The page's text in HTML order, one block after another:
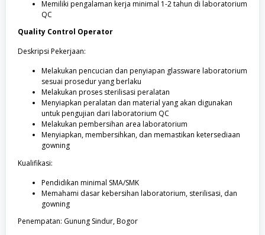
Memiliki pengalaman kerja minimal 1-2 tahun di laboratorium
QC
Quality Control Operator
Deskripsi Pekerjaan:
Melakukan pencucian dan penyiapan glassware laboratorium
sesuai prosedur yang berlaku
Melakukan proses sterilisasi peralatan
Menyiapkan peralatan dan material yang akan digunakan
untuk pengujian dari laboratorium QC
Melakukan pembersihan area laboratorium
Menyiapkan, membersihkan, dan memastikan ketersediaan
gowning
Kualifikasi:
Pendidikan minimal SMA/SMK
Memahami dasar kebersihan laboratorium, sterilisasi, dan
gowning
Penempatan: Gunung Sindur, Bogor